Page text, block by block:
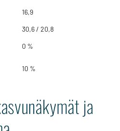
16,9
30,6 / 20,8
0 %
10 %
ja